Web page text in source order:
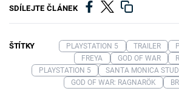
SDÍLEJTE ČLÁNEK
ŠTÍTKY PLAYSTATION 5 TRAILER
FREYA
GOD OF WAR
PLAYSTATION 5
SANTA MONICA
GOD OF WAR: RAGNARÖK